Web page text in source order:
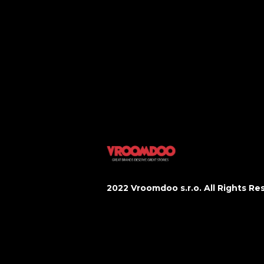
2022 Vroomdoo s.r.o. All Rights